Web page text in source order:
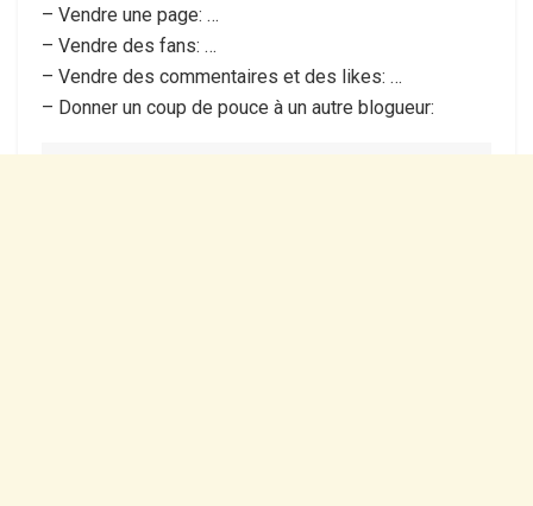
– Vendre une page: …
– Vendre des fans: …
– Vendre des commentaires et des likes: …
– Donner un coup de pouce à un autre blogueur: